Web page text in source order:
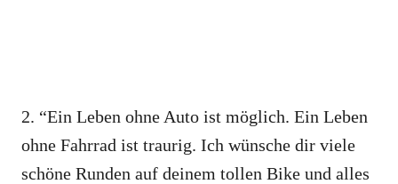
2. “Ein Leben ohne Auto ist möglich. Ein Leben
ohne Fahrrad ist traurig. Ich wünsche dir viele
schöne Runden auf deinem tollen Bike und alles